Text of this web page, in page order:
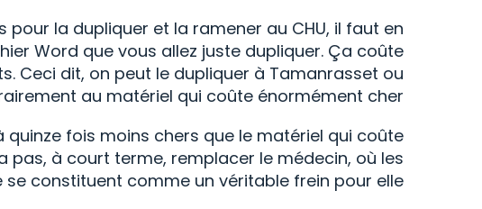
pour la dupliquer et la ramener au CHU, il faut en
Word que vous allez juste dupliquer. Ça coûte
Ceci dit, on peut le dupliquer à Tamanrasset ou
au matériel qui coûte énormément cher.
fois moins chers que le matériel qui coûte
à court terme, remplacer le médecin, où les
constituent comme un véritable frein pour elle.